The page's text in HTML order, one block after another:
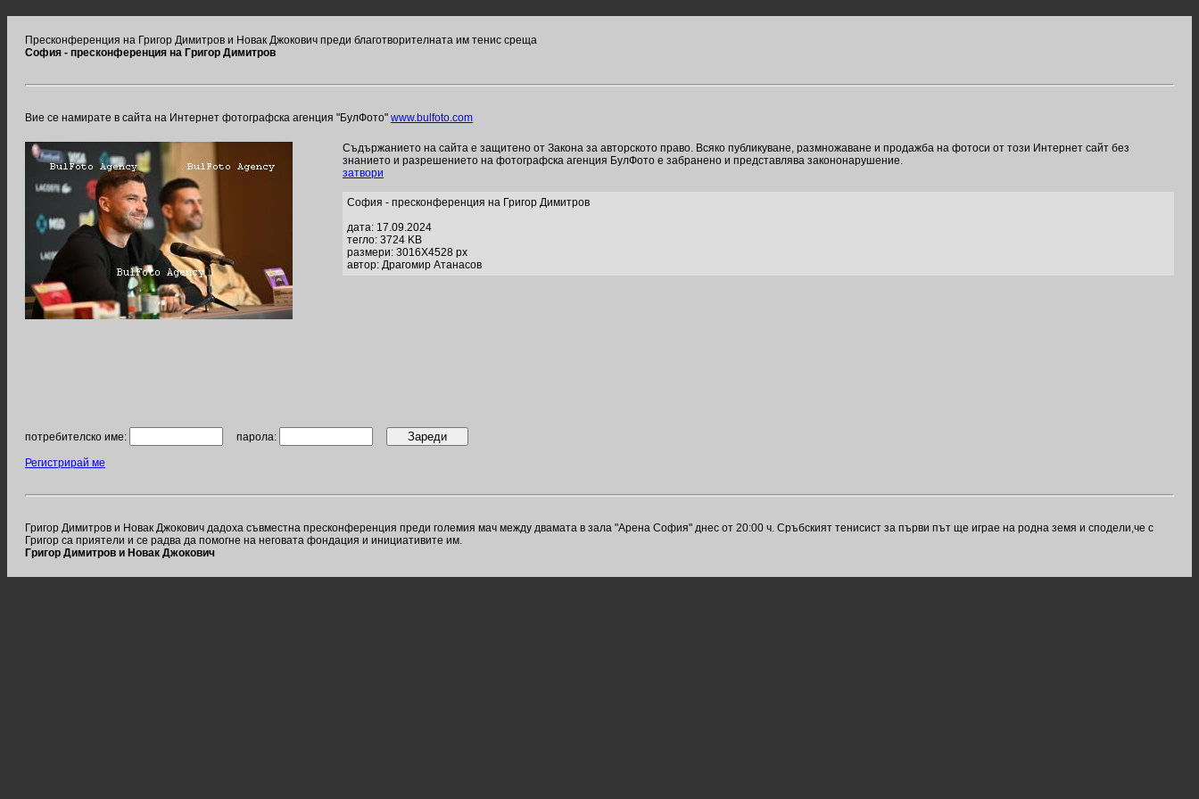
Пресконференция на Григор Димитров и Новак Джокович преди благотворителната им тенис среща
София - пресконференция на Григор Димитров
Вие се намирате в сайта на Интернет фотографска агенция "БулФото" www.bulfoto.com
Съдържанието на сайта е защитено от Закона за авторското право. Всяко публикуване, размножаване и продажба на фотоси от този Интернет сайт без
знанието и разрешението на фотографска агенция БулФото е забранено и представлява закононарушение.
затвори
София - пресконференция на Григор Димитров
дата: 17.09.2024
тегло: 3724 KB
размери: 3016X4528 px
автор: Драгомир Атанасов
потребителско име: парола:
Регистрирай ме
Григор Димитров и Новак Джокович дадоха съвместна пресконференция преди големия мач между двамата в зала "Арена София" днес от 20:00 ч. Сръбският тенисист за първи път ще играе на родна земя и сподели,че с
Григор са приятели и се радва да помогне на неговата фондация и инициативите им.
Григор Димитров и Новак Джокович